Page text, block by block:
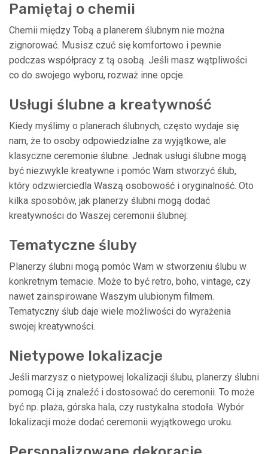
Pamiętaj o chemii
Chemii między Tobą a planerem ślubnym nie można
zignorować. Musisz czuć się komfortowo i pewnie
podczas współpracy z tą osobą. Jeśli masz wątpliwości
co do swojego wyboru, rozważ inne opcje.
Usługi ślubne a kreatywność
Kiedy myślimy o planerach ślubnych, często wydaje się
nam, że to osoby odpowiedzialne za wyjątkowe, ale
klasyczne ceremonie ślubne. Jednak usługi ślubne mogą
być niezwykle kreatywne i pomóc Wam stworzyć ślub,
który odzwierciedla Waszą osobowość i oryginalność. Oto
kilka sposobów, jak planerzy ślubni mogą dodać
kreatywności do Waszej ceremonii ślubnej:
Tematyczne śluby
Planerzy ślubni mogą pomóc Wam w stworzeniu ślubu w
konkretnym temacie. Może to być retro, boho, vintage, czy
nawet zainspirowane Waszym ulubionym filmem.
Tematyczny ślub daje wiele możliwości do wyrażenia
swojej kreatywności.
Nietypowe lokalizacje
Jeśli marzysz o nietypowej lokalizacji ślubu, planerzy ślubni
pomogą Ci ją znaleźć i dostosować do ceremonii. To może
być np. plaża, górska hala, czy rustykalna stodoła. Wybór
lokalizacji może dodać ceremonii wyjątkowego uroku.